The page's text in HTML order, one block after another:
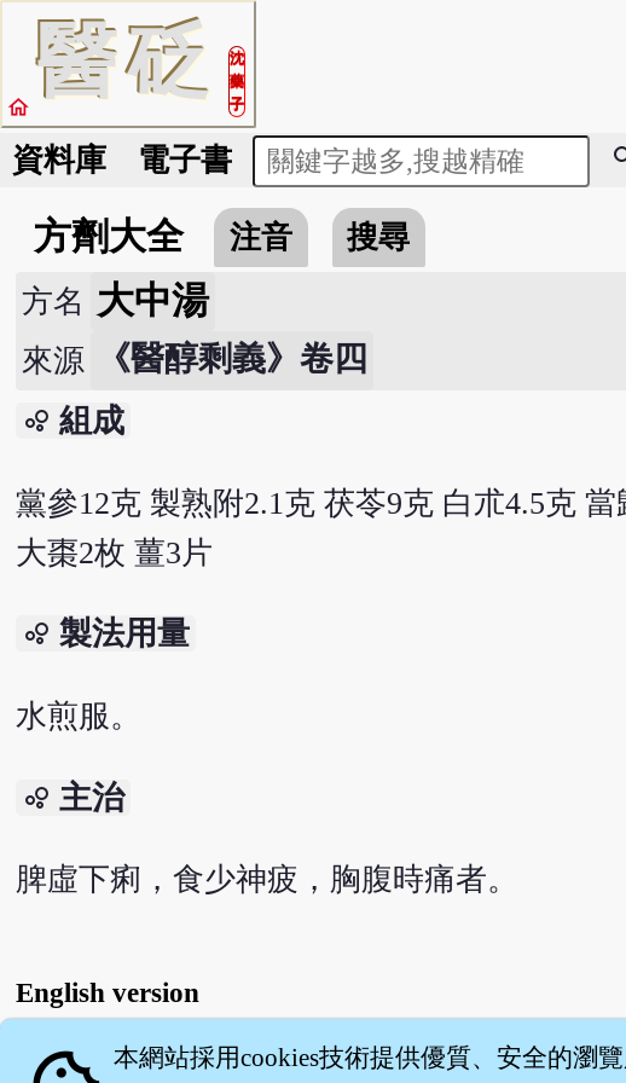
醫砭
沈
藥
子
home
資料庫 電子書
方劑大全 注音 搜尋
方名 大中湯
來源 《醫醇剩義》卷四
bubble_chart 組成
黨參12克 製熟附2.1克 茯苓9克 白朮4.5克
大棗2枚 薑3片
bubble_chart 製法用量
水煎服。
bubble_chart 主治
脾虛下痢，食少神疲，胸腹時痛者。
English version
本網站採用cookies技術提供優質、安全的瀏